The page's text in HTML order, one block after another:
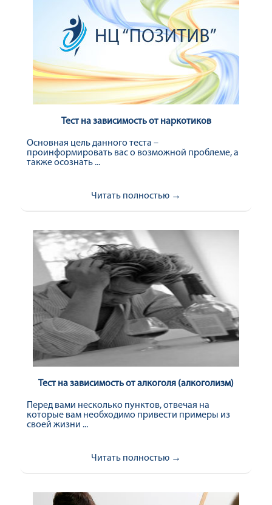
Тест на зависимость от наркотиков
Основная цель данного теста –
проинформировать вас о возможной проблеме, а
также осознать ...
Читать полностью →
Тест на зависимость от алкоголя (алкоголизм)
Перед вами несколько пунктов, отвечая на
которые вам необходимо привести примеры из
своей жизни ...
Читать полностью →